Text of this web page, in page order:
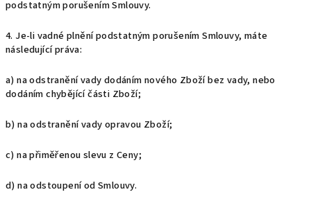
podstatným porušením Smlouvy.
4. Je-li vadné plnění podstatným porušením Smlouvy, máte
následující práva:
a) na odstranění vady dodáním nového Zboží bez vady, nebo
dodáním chybějící části Zboží;
b) na odstranění vady opravou Zboží;
c) na přiměřenou slevu z Ceny;
d) na odstoupení od Smlouvy.